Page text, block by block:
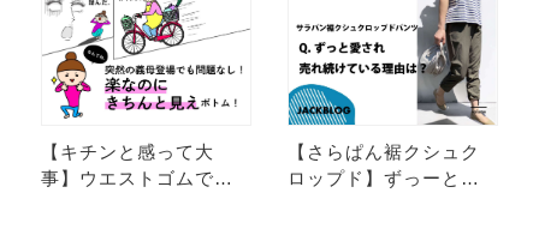
ツ"をご紹介！！
【キチンと感って大
事】ウエストゴムで着
【さらぱん裾クシュク
ロップド】ずっーと愛